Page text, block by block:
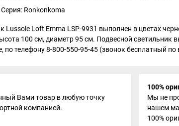
Серия: Ronkonkoma
Lussole Loft Emma LSP-9931 выполнен в цветах
100 см, диаметр 95 см. Подвесной
по телефону 8-800-550-95-45 (звонок бесплатный
Вами товар в любую точку
компанией.
100%
Мы не
нашем
100%